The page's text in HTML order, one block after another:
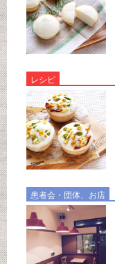
レシピ
患者会・団体、お店